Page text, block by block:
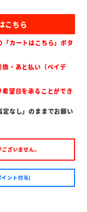
「カートはこちら」ボタ
換・あと払い（ペイデ
希望日を承ることができ
定なし」のままでお願い
ざいません。
ント付与)